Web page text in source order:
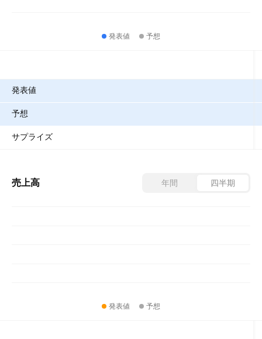
発表値 予想
発表値
予想
サプライズ
売上高 年間 四半期
発表値 予想